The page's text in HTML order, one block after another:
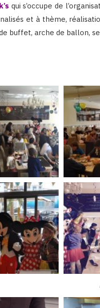
qui s’occupe de
et à thème,
buffet, arche de ballon,